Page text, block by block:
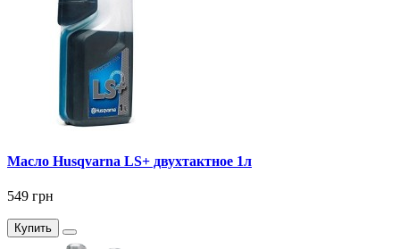
Масло Husqvarna LS+ двухтактное 1л
549 грн
Купить